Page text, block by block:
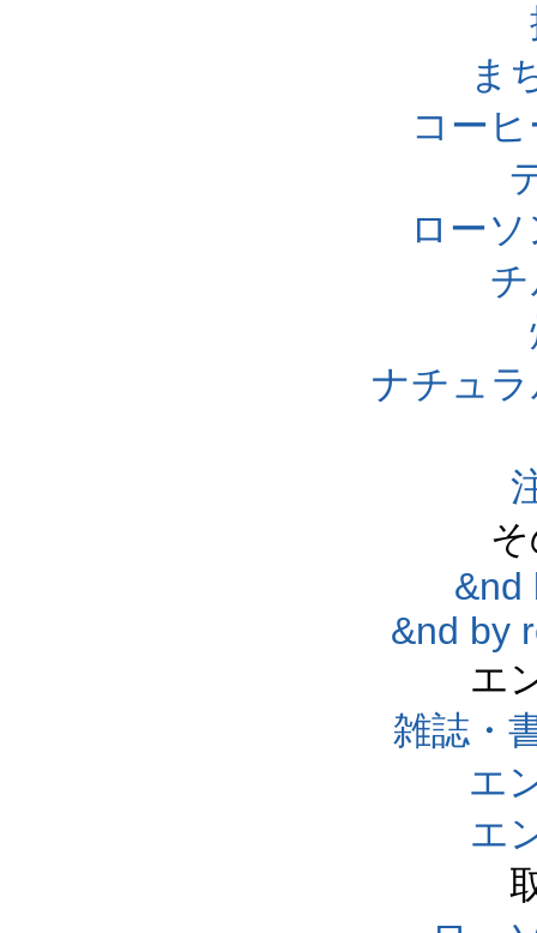
ま
コー
ロー
ナチュ
&nd
&nd by
エ
雑誌・
エ
エ